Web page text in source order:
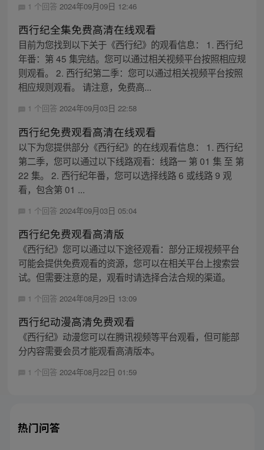
1 个回答 2024年09月09日 12:46
西行纪全集免费高清在线观看
目前为您找到以下关于《西行纪》的观看信息： 1. 西行纪
年番：第 45 集完结。您可以通过相关视频平台按照相应规
则观看。 2. 西行纪第二季：您可以通过相关视频平台按照
相应规则观看。 请注意，免费高...
1 个回答 2024年09月03日 22:58
西行纪免费观看高清在线观看
以下为您提供部分《西行纪》的在线观看信息： 1. 西行纪
第二季，您可以通过以下线路观看：线路一 第 01 集 至 第
22 集。 2. 西行纪年番，您可以选择线路 6 或线路 9 观
看，包含第 01 ...
1 个回答 2024年09月03日 05:04
西行纪免费观看高清版
《西行纪》您可以通过以下途径观看：部分正规视频平台
可能会提供免费观看的资源，您可以在相关平台上搜索尝
试。但需要注意的是，观看时请选择合法合规的渠道。
1 个回答 2024年08月29日 13:09
西行纪动漫高清免费观看
《西行纪》动漫您可以在腾讯视频等平台观看，但可能部
分内容需要会员才能观看高清版本。
1 个回答 2024年08月22日 01:59
热门问答